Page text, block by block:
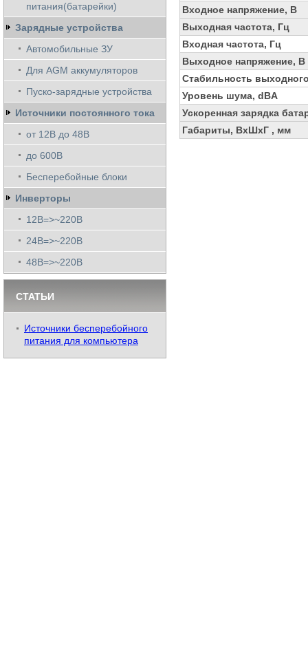
Входное напряжение, В
Выходная частота, Гц
Входная частота, Гц
Выходное напряжение, В
Стабильность
Уровень шума, dBA
Ускоренная зарядка
Габариты, ВхШхГ , мм
питания(батарейки)
Зарядные устройства
Автомобильные ЗУ
Для AGM аккумуляторов
Пуско-зарядные устройства
Источники постоянного тока
от 12В до 48В
до 600В
Бесперебойные блоки
Инверторы
12В=>~220В
24В=>~220В
48В=>~220В
СТАТЬИ
Источники бесперебойного
питания для компьютера